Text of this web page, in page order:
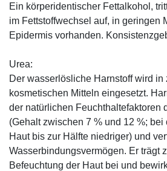
Ein körperidentischer Fettalkohol,
im Fettstoffwechsel auf, in geringen
Epidermis vorhanden.
Urea:
Der wasserlösliche Harnstoff wird in
kosmetischen Mitteln eingesetzt.
der natürlichen Feuchthaltefaktoren
(Gehalt zwischen 7 % und 12 %;
Haut bis zur Hälfte niedriger) und
Wasserbindungsvermögen. Er trägt
Befeuchtung der Haut bei und